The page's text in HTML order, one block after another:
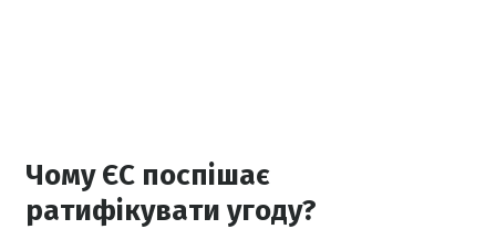
Чому ЄС поспішає
ратифікувати угоду?